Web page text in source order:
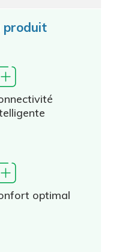
produit
optimal